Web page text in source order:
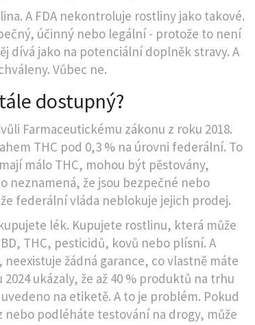
A FDA nekontroluje rostliny jako takové.
účinný nebo legální - protože to není
dívá jako na potenciální doplněk stravy. A
Vůbec ne.
dostupný?
Farmaceutickému zákonu z roku 2018.
THC pod 0,3 % na úrovni federální. To
málo THC, mohou být pěstovány,
neznamená, že jsou bezpečné nebo
federální vláda neblokuje jejich prodej.
lék. Kupujete rostlinu, která může
THC, pesticidů, kovů nebo plísní. A
žádná garance, co vlastně máte
ukázaly, že až 40 % produktů na trhu
na etiketě. A to je problém. Pokud
nebo podléháte testování na drogy, může